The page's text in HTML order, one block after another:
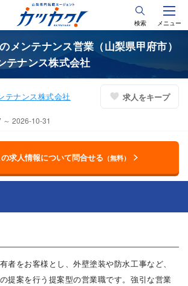
検索 メニュー
メンテナンス営業（山梨県甲府市）
テナンス株式会社
テナンス株式会社 求人をキープ
2026-10-31
求人情報について問合せる （無料）
者をお客様とし、外壁塗装や防水工事など、
提案を行う提案型の営業職です。強引な営業